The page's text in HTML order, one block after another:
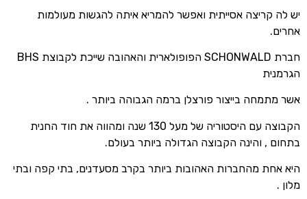
יש לה קריצה אסייתית ואפשר להמריא איתה להגשות מעולמות
אחרים.
חברת SCHONWALD הפופולארית והאהובה שייכת לקבוצת BHS
הגרמנית
אשר מתמחה בייצור פורצלן ברמה הגבוהה ביותר .
הקבוצה עם היסטוריה של מעל 130 שנה ומהווה את חוד החנית
בתחום , והינה הקבוצה הגדולה ביותר בעולם.
היא אחת מהחברות האהובות ביותר בקרב מסעדנים, בתי קפה ובתי
מלון .